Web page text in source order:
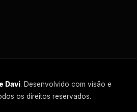
Davi. Desenvolvido com visão e
os direitos reservados.